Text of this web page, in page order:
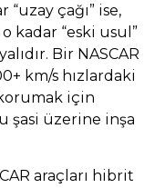
çağı” ise,
kadar “eski usul”
Bir NASCAR
km/s hızlardaki
için
şasi üzerine inşa
araçları hibrit